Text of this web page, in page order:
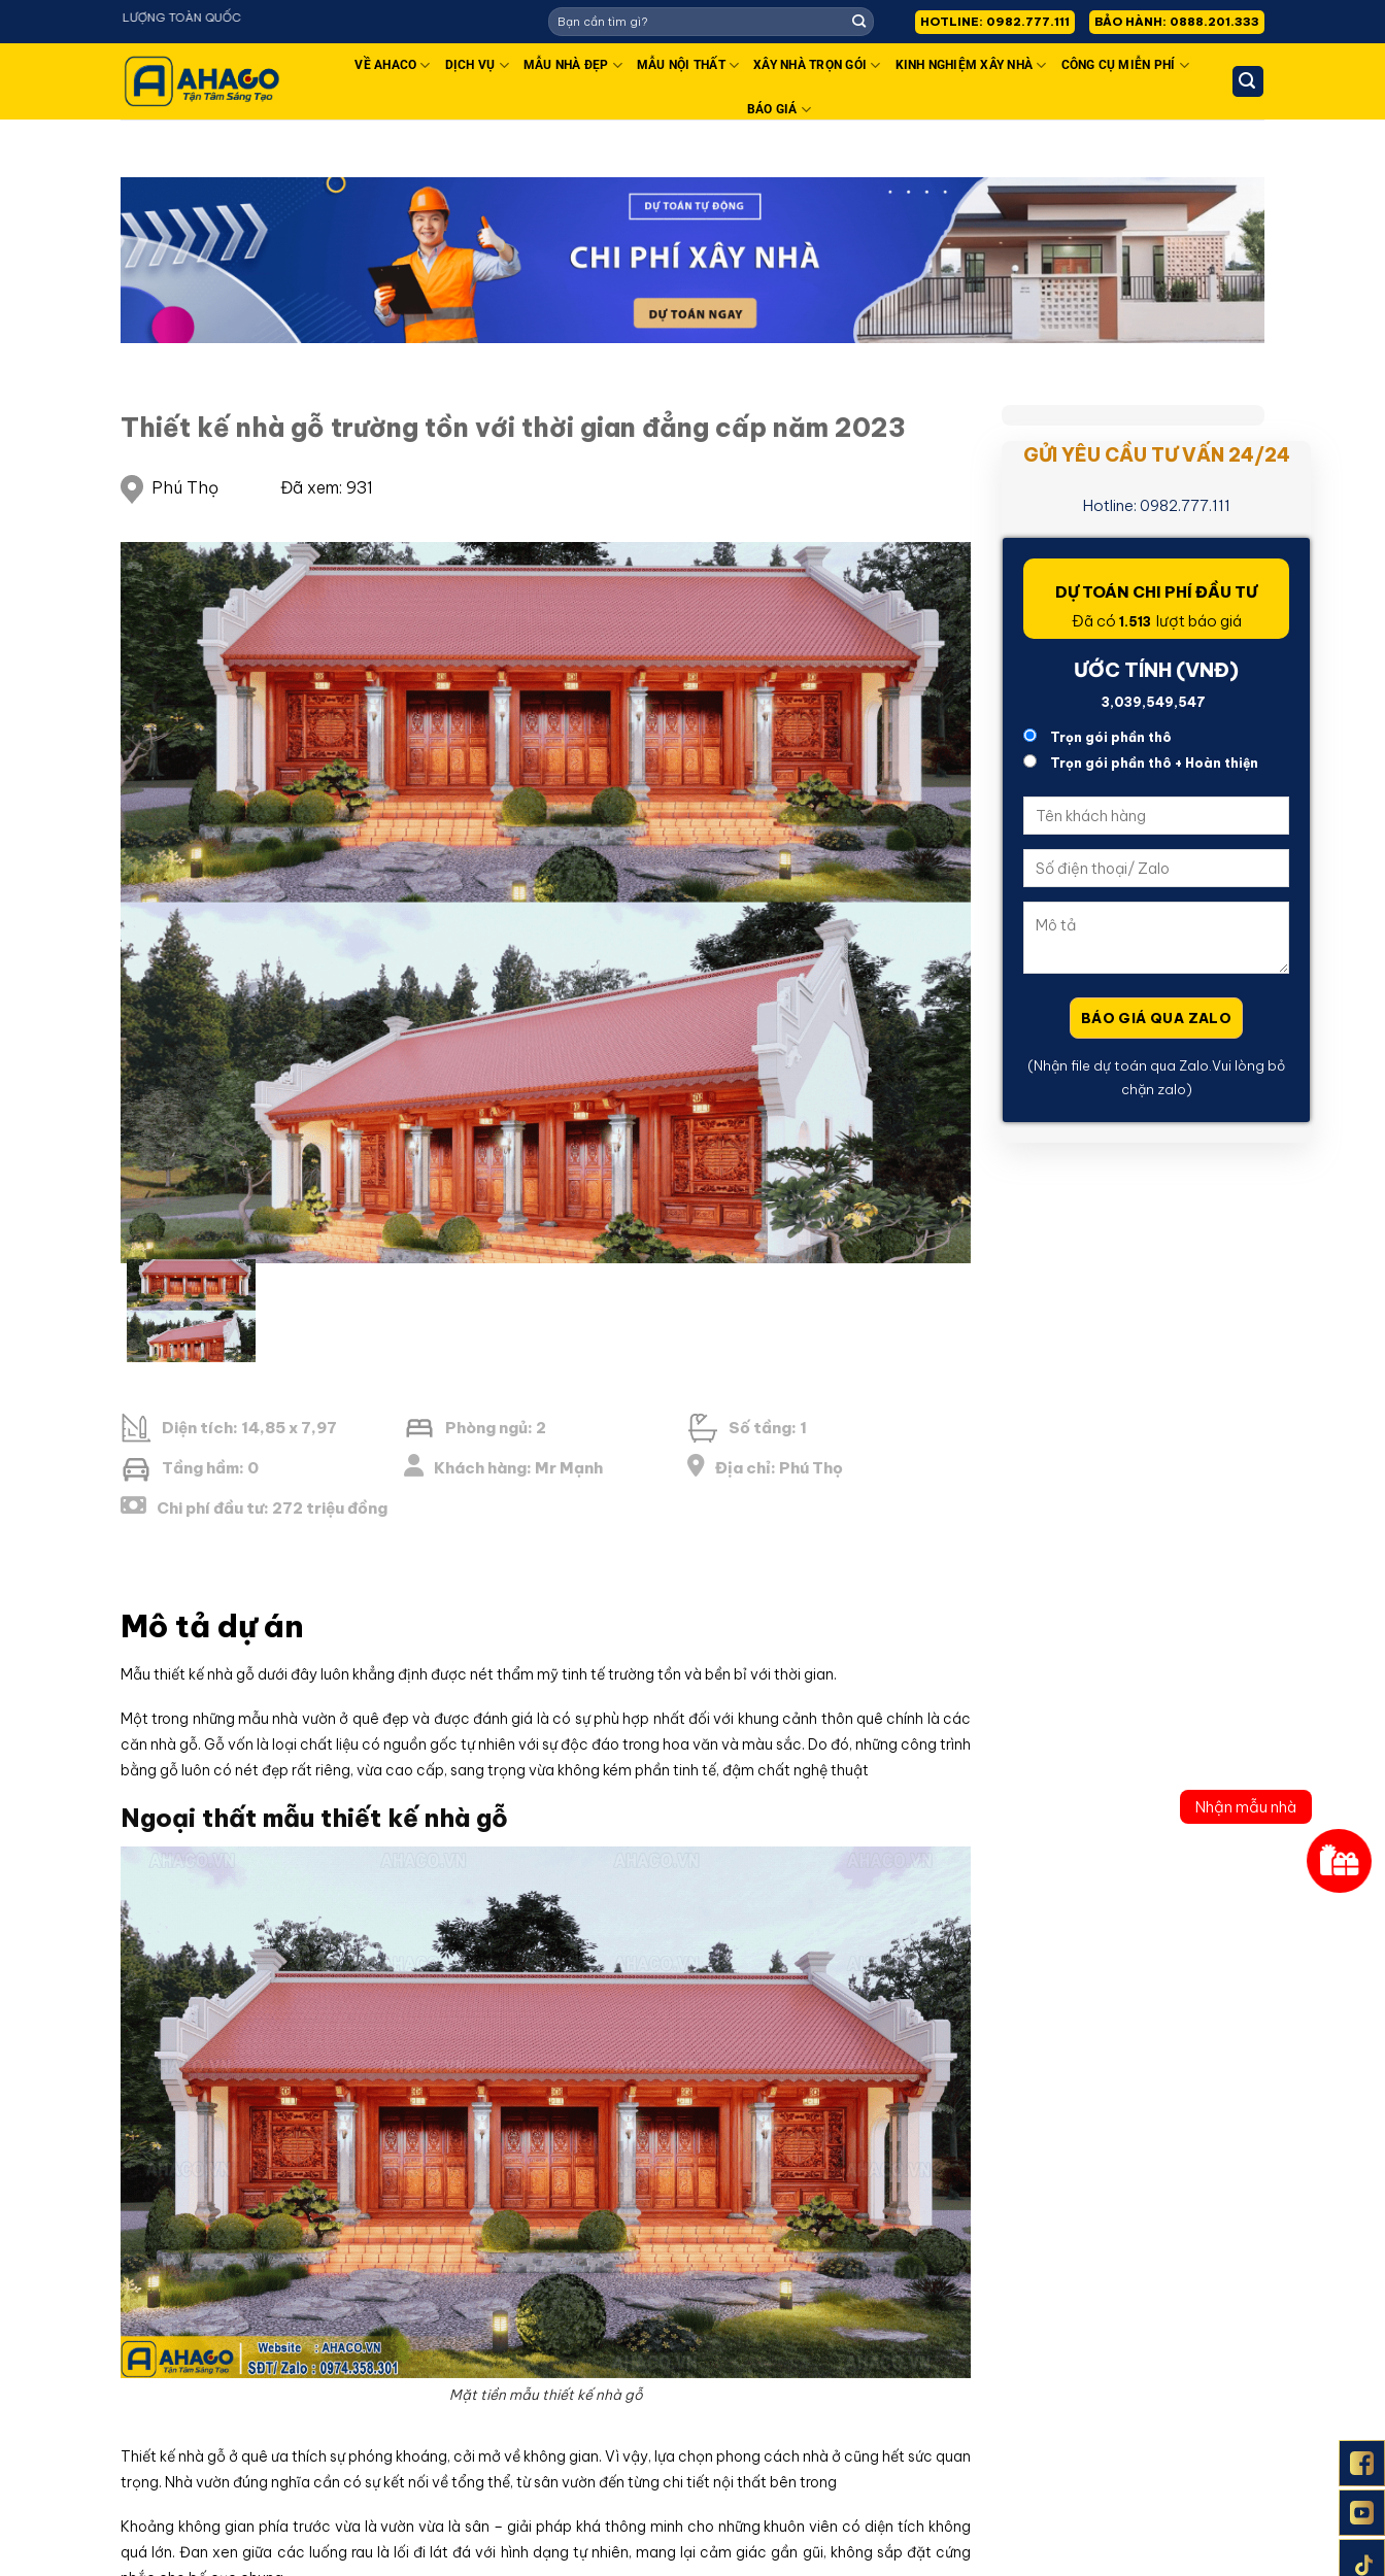
Nhận mẫu nhà
AHACO - THIẾT KẾ THI CÔNG UY TÍN - CHẤT LƯỢNG TOÀN QUỐC HOTLINE: 0982.777.111 BẢO HÀNH: 0888.201.333
VỀ AHACO DỊCH VỤ MẪU NHÀ ĐẸP MẪU NỘI THẤT XÂY NHÀ TRỌN GÓI KINH NGHIỆM XÂY NHÀ CÔNG CỤ MIỄN PHÍ
BÁO GIÁ
Thiết kế nhà gỗ trường tồn với thời gian đẳng cấp năm 2023
Phú Thọ Đã xem: 931
Diện tích: 14,85 x 7,97 Phòng ngủ: 2 Số tầng: 1
Tầng hầm: 0 Khách hàng: Mr Mạnh Địa chỉ: Phú Thọ
Chi phí đầu tư: 272 triệu đồng
Mô tả dự án
Mẫu thiết kế nhà gỗ dưới đây luôn khẳng định được nét thẩm mỹ tinh tế trường tồn và bền bỉ với thời gian.
Một trong những mẫu nhà vườn ở quê đẹp và được đánh giá là có sự phù hợp nhất đối với khung cảnh thôn quê chính là các
căn nhà gỗ. Gỗ vốn là loại chất liệu có nguồn gốc tự nhiên với sự độc đáo trong hoa văn và màu sắc. Do đó, những công trình
bằng gỗ luôn có nét đẹp rất riêng, vừa cao cấp, sang trọng vừa không kém phần tinh tế, đậm chất nghệ thuật
Ngoại thất mẫu thiết kế nhà gỗ
Mặt tiền mẫu thiết kế nhà gỗ
Thiết kế nhà gỗ ở quê ưa thích sự phóng khoáng, cởi mở về không gian. Vì vậy, lựa chọn phong cách nhà ở cũng hết sức quan
trọng. Nhà vườn đúng nghĩa cần có sự kết nối về tổng thể, từ sân vườn đến từng chi tiết nội thất bên trong
Khoảng không gian phía trước vừa là vườn vừa là sân – giải pháp khá thông minh cho những khuôn viên có diện tích không
quá lớn. Đan xen giữa các luống rau là lối đi lát đá với hình dạng tự nhiên, mang lại cảm giác gần gũi, không sắp đặt cứng
GỬI YÊU CẦU TƯ VẤN 24/24
Hotline: 0982.777.111
DỰ TOÁN CHI PHÍ ĐẦU TƯ
Đã có 1.513 lượt báo giá
ƯỚC TÍNH (VNĐ)
1,588,773,724
Trọn gói phần thô
Trọn gói phần thô + Hoàn thiện
(Nhận file dự toán qua Zalo.Vui lòng bỏ
chặn zalo)